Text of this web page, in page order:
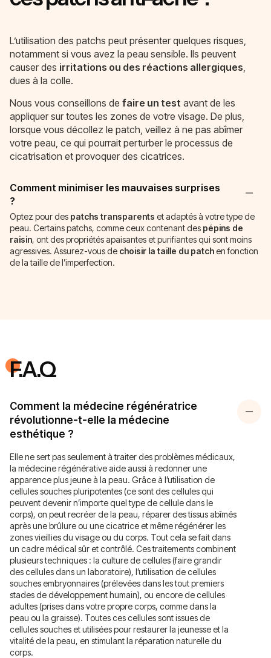
L’utilisation des patchs peut présenter quelques risques,
notamment si vous avez la peau sensible. Ils peuvent
causer des irritations ou des réactions allergiques
dues à la colle.
Nous vous conseillons de faire un test avant de les
appliquer sur toutes les zones de votre visage. De plus,
lorsque vous décollez le patch, veillez à ne pas abîmer
votre peau, ce qui pourrait perturber le processus de
cicatrisation et provoquer des cicatrices.
Comment minimiser les mauvaises surprises
?
Optez pour des patchs transparents et adaptés à votre type de
peau. Certains patchs, comme ceux contenant des pépins de
raisin, ont des propriétés apaisantes et purifiantes qui sont moins
agressives. Assurez-vous de choisir la taille du patchen fonction
de la taille de l’imperfection.
F.A.Q
Comment la médecine régénératrice
révolutionne-t-elle la médecine
esthétique ?
Elle ne sert pas seulement à traiter des problèmes médicaux,
la médecine régénérative aide aussi à redonner une
apparence plus jeune à la peau. Grâce à l’utilisation de
cellules souches pluripotentes (ce sont des cellules qui
peuvent devenir n’importe quel type de cellule dans le
corps), on peut recréer de la peau, réparer des tissus abîmés
après une brûlure ou une cicatrice et même régénérer les
zones vieillies du visage ou du corps. Tout cela se fait dans
un cadre médical sûr et contrôlé. Ces traitements combinent
plusieurs techniques : la culture de cellules (faire grandir
des cellules dans un laboratoire), l’utilisation de cellules
souches embryonnaires (prélevées dans les tout premiers
stades de développement humain), ou encore de cellules
adultes (prises dans votre propre corps, comme dans la
peau ou la graisse). Toutes ces cellules sont issues de
cellules souches et utilisées pour restaurer la jeunesse et la
vitalité de la peau, en stimulant la réparation naturelle du
corps.